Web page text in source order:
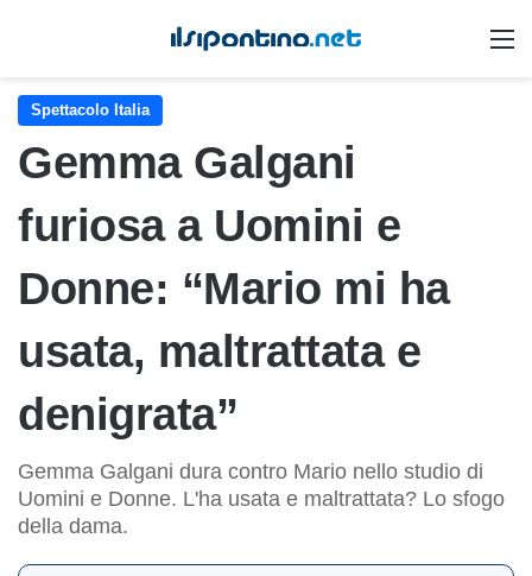
Spettacolo Italia
Gemma Galgani
furiosa a Uomini e
Donne: “Mario mi ha
usata, maltrattata e
denigrata”
Gemma Galgani dura contro Mario nello studio di
Uomini e Donne. L'ha usata e maltrattata? Lo sfogo
della dama.